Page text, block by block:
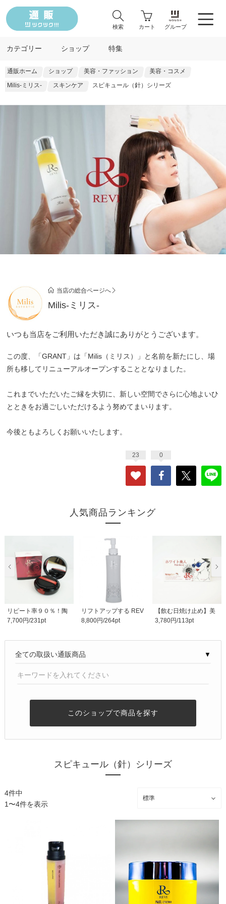
検索 カート グループ
カテゴリー ショップ 特集
通販ホーム ショップ 美容・ファッション
美容・コスメ
Milis-ミリス-
スキンケア スピキュール（針）シリーズ
当店の総合ページへ
Milis-ミリス-
いつも当店をご利用いただき誠にありがとうございます。
この度、「GRANT」は「Milis（ミリス）」と名前を新たにし、場
所も移してリニューアルオープンすることとなりました。
これまでいただいたご縁を大切に、新しい空間でさらに心地よいひ
とときをお過ごしいただけるよう努めてまいります。
今後ともよろしくお願いいたします。
23 0
人気商品ランキング
リピート率９０％！陶
肌ファンデーション..
7,700円/231pt
リフトアップする REV
Iクレンジングジェル
8,800円/264pt
【飲む日焼け止め】美
白効果！REVI ホワ..
3,780円/113pt
▼
このショップで商品を探す
スピキュール（針）シリーズ
4件中
1〜4件を表示